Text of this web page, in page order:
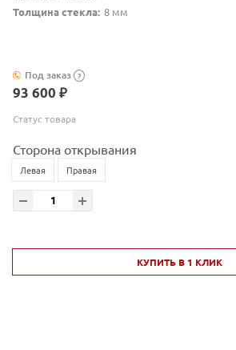
Толщина стекла: 8 мм
Под заказ ?
93 600 ₽
Статус товара
Сторона открывания
Левая Правая
КУПИТЬ В 1 КЛИК